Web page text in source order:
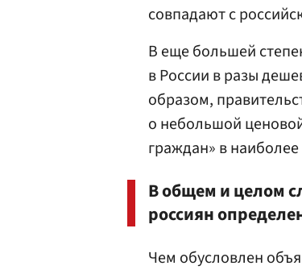
совпадают с
В еще большей
в России в разы
образом,
о небольшой
граждан» в
В общем и целом
россиян
Чем обусловлен